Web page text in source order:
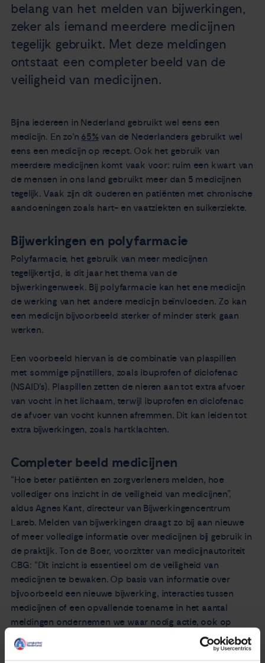
Contact
belang van het melden van bijwerkingen,
zeker als iemand meerdere medicijnen
tegelijk gebruikt. Met deze meldingen
ontstaat een completer beeld van de
veiligheid van medicijnen.
Bijna iedereen in Nederland gebruikt wel eens een
medicijn. En zo’n 65%van de Nederlanders gebruikt wel
eens een medicijn op recept. Ook het gebruik van
meerdere medicijnen komt vaak voor: ruim een kwart van
de mensen in ons land gebruikt meer dan 5 medicijnen
tegelijk. Vaak zijn dit ouderen en patiënten met chronische
aandoeningen zoals hart- en vaatziekten en suikerziekte.
Bijwerkingen en polyfarmacie
Polyfarmacie, het gebruik van meer medicijnen
tegelijkertijd, is dit jaar het thema van de
bijwerkingenweek. Bij polyfarmacie kan het ene medicijn
de werking van het andere medicijn beïnvloeden. Zo kan
een medicijn bijvoorbeeld sterker of minder sterk gaan
werken.
Een voorbeeld hiervan is de combinatie van plaspillen
met sommige pijnstillers, zoals ibuprofen of diclofenac
(NSAID’s). Plaspillen zetten de nieren aan tot extra afvoer
van vocht in het lichaam, terwijl ibuprofen en diclofenac
de afvoer van vocht kunnen afremmen. Dit kan leiden tot
extra bijwerkingen, zoals hartklachten.
Completer beeld medicijnen
“Hoe beter patiënten en zorgverleners melden, hoe
vollediger ons inzicht in de veiligheid van medicijnen”,
aldus Agnes Kant, directeur van Bijwerkingencentrum
Lareb. Melden van bijwerkingen draagt zo bij aan nieuwe
of meer volledige informatie over medicijnen bij gebruik in
de praktijk. Ton de Boer, voorzitter van medicijnautoriteit
CBG: “Dit inzicht is essentieel om de veiligheid van
medicijnen te bewaken. Op basis van informatie over
bijvoorbeeld een nieuwe bijwerking, interacties tussen
medicijnen of een opvallende toename in het aantal
meldingen ondernemen we waar nodig actie, ook op
Europees niveau.”